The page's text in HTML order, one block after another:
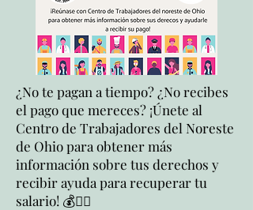
¿No te pagan a tiempo? ¿No recibes
el pago que mereces? ¡Únete al
Centro de Trabajadores del Noreste
de Ohio para obtener más
información sobre tus derechos y
recibir ayuda para recuperar tu
salario! 💰✊🏼